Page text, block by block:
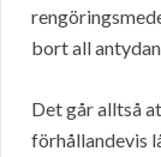
bort all
Det går alltså
förhållandevis